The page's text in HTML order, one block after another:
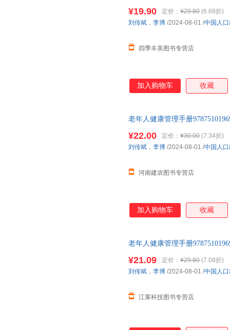
¥19.90 定价： ¥29.80 (6.68折)
四季丰美图书专营店
刘传斌 ， 李博 /2024-08-01 /中国人
加入购物车 收藏
老年人健康管理手册
¥22.00 定价： ¥30.00 (7.34折)
河南建农图书专营店
刘传斌 ， 李博 /2024-08-01 /中国人
加入购物车 收藏
老年人健康管理手册
¥21.09 定价： ¥29.80 (7.08折)
江莱科技图书专营店
刘传斌 ， 李博 /2024-08-01 /中国人